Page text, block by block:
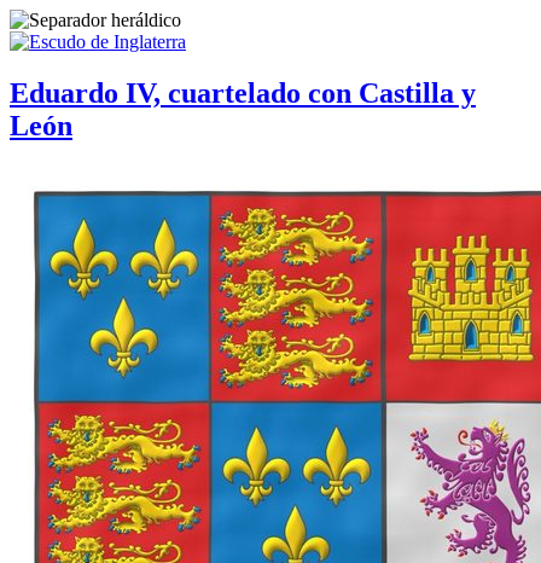
Eduardo IV, cuartelado con Castilla y
León